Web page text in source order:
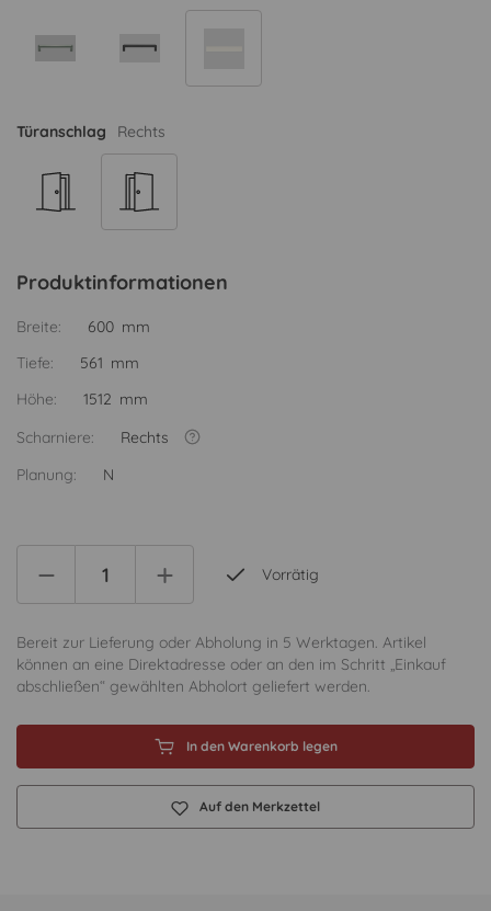
Türanschlag Rechts
Produktinformationen
Breite:
600 mm
Tiefe:
561 mm
Höhe:
1512 mm
Scharniere:
Rechts
Planung:
N
Vorrätig
Bereit zur Lieferung oder Abholung in 5 Werktagen. Artikel
können an eine Direktadresse oder an den im Schritt „Einkauf
abschließen“ gewählten Abholort geliefert werden.
In den Warenkorb legen
Auf den Merkzettel